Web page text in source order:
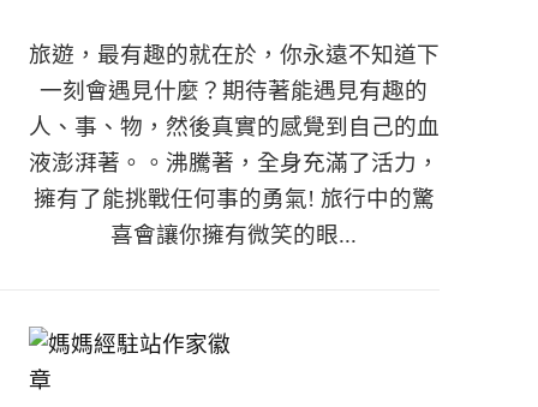
旅遊，最有趣的就在於，你永遠不知道下
一刻會遇見什麼？期待著能遇見有趣的
人、事、物，然後真實的感覺到自己的血
液澎湃著。。沸騰著，全身充滿了活力，
擁有了能挑戰任何事的勇氣! 旅行中的驚
喜會讓你擁有微笑的眼...